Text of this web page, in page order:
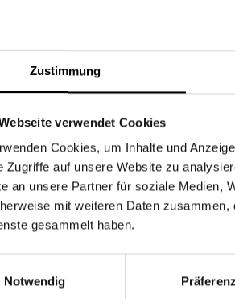
Zustimmung
verwendet Cookies
Cookies, um Inhalte und
Zugriffe auf unsere Website zu
an unsere Partner für soziale Medien,
mit weiteren Daten
gesammelt haben.
Notwendig
Konditionen